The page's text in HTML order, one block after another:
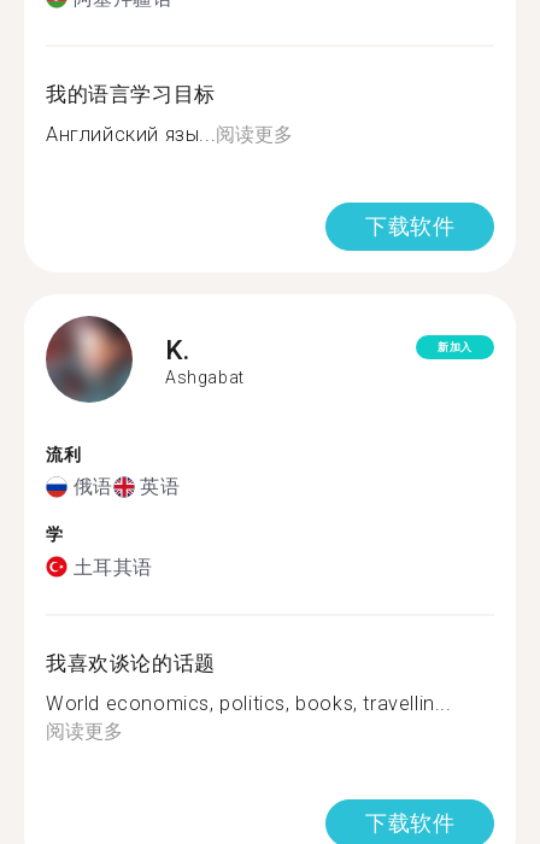
我的语言学习目标
Английский язы... 阅读更多
下载软件
K.
Ashgabat
新加入
流利
俄语 英语
学
土耳其语
我喜欢谈论的话题
World economics, politics, books, travellin...
阅读更多
下载软件